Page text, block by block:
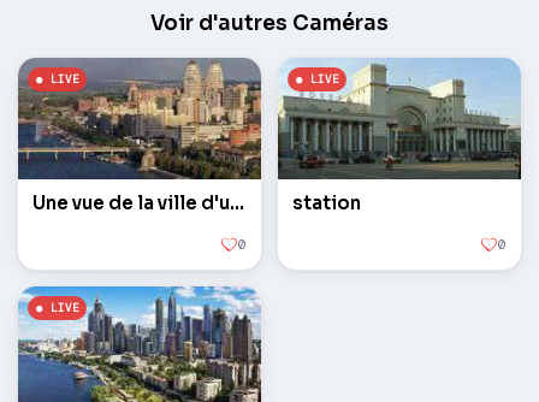
Voir d'autres Caméras
Une vue de la ville d'une hauteur
0
station
0